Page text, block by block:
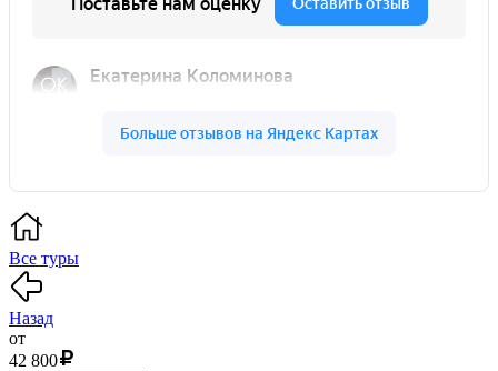
Все туры
Назад
от
42 800